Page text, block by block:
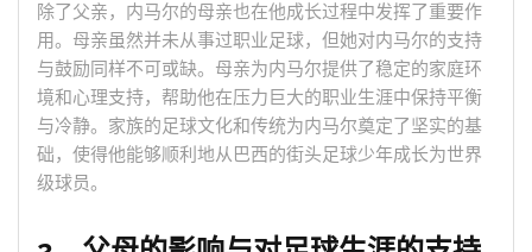
除了父亲，内马尔的母亲也在他成长过程中发挥了重要作
用。母亲虽然并未从事过职业足球，但她对内马尔的支持
与鼓励同样不可或缺。母亲为内马尔提供了稳定的家庭环
境和心理支持，帮助他在压力巨大的职业生涯中保持平衡
与冷静。家族的足球文化和传统为内马尔奠定了坚实的基
础，使得他能够顺利地从巴西的街头足球少年成长为世界
级球员。